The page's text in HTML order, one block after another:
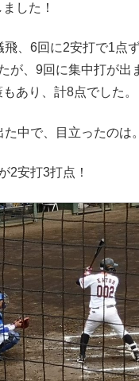
した！
飛、6回に2安打で1点
が、9回に集中打が出
あり、計8点でした。
中で、目立ったのは。
2安打3打点！